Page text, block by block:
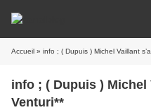
Accueil » info ; ( Dupuis ) Michel Vaillant
info ; ( Dupuis ) Michel Vaillant s’associe à
Venturi**